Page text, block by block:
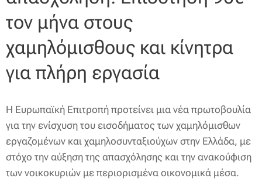
τον μήνα στους
χαμηλόμισθους και κίνητρα
για πλήρη εργασία
Η Ευρωπαϊκή Επιτροπή προτείνει μια νέα πρωτοβουλία
για την ενίσχυση του εισοδήματος των χαμηλόμισθων
εργαζομένων και χαμηλοσυνταξιούχων στην Ελλάδα, με
στόχο την αύξηση της απασχόλησης και την ανακούφιση
των νοικοκυριών με περιορισμένα οικονομικά μέσα.